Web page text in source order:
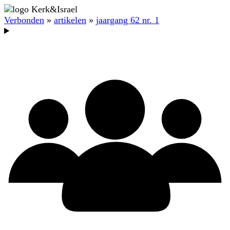
Verbonden » artikelen » jaargang 62 nr. 1